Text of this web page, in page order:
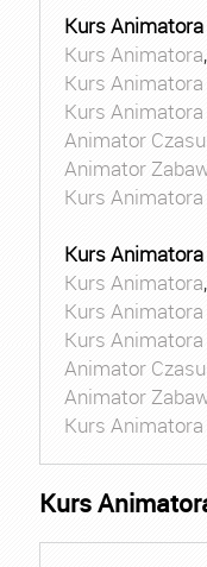
Kurs
Kurs Animatora,
Kurs
Kurs
Animator
Animator
Kurs
Kurs
Kurs Animatora,
Kurs
Kurs
Animator
Animator
Kurs
Kurs